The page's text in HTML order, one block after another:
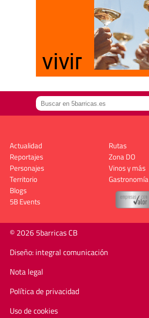
Actualidad
Reportajes
Personajes
Territorio
Rutas
Zona DO
Vinos y más
Gastronomía
Blogs
5B Events
© 2026 5barricas CB
Diseño: integral comunicación
Nota legal
Política de privacidad
Uso de cookies